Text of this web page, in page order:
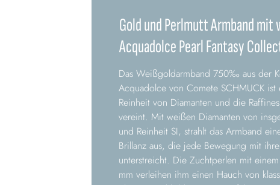
Gold und Perlmutt Armband mit
Acquadolce Pearl Fantasy
Das Weißgoldarmband 750‰ aus der
Acquadolce von Comete SCHMUCK ist
Reinheit von Diamanten und die
vereint. Mit weißen Diamanten von
und Reinheit SI, strahlt das Armband
Brillanz aus, die jede Bewegung mit
unterstreicht. Die Zuchtperlen mit
mm verleihen ihm einen Hauch von